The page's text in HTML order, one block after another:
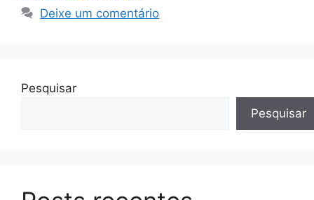
Deixe um comentário
Pesquisar
Pesquisar